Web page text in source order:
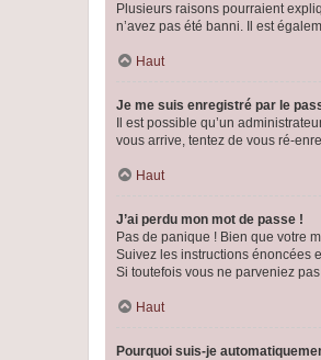
Plusieurs raisons pourraient
n’avez pas été banni. Il est
Haut
Je me suis enregistré par le
Il est possible qu’un
vous arrive, tentez de vous ré-
Haut
J’ai perdu mon mot de passe !
Pas de panique ! Bien que votre
Suivez les instructions énoncées
Si toutefois vous ne parveniez
Haut
Pourquoi suis-je